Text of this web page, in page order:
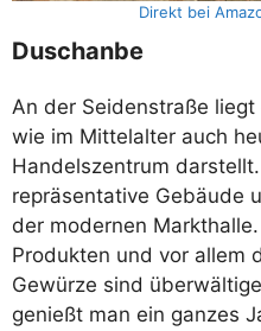
Direkt bei
Duschanbe
An der Seidenstraße
wie im Mittelalter auch
Handelszentrum
repräsentative Gebäude
der modernen
Produkten und vor allem
Gewürze sind
genießt man ein ganzes